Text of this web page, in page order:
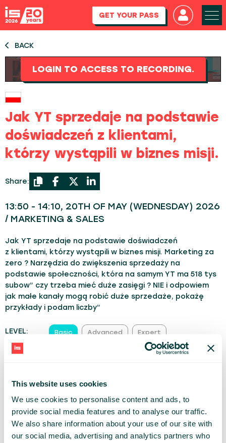
This website uses cookies
We use cookies to personalise content and ads, to
provide social media features and to analyse our traffic.
We also share information about your use of our site with
our social media, advertising and analytics partners who
GET YOUR PASS
BACK
LOGIN TO ACCESS TO RECORDING.
Jak YT sprzedaje na podstawie
doświadczeń z klientami,
którzy wystąpili w biznes misji.
Share:
13:50 - 14:10, 20TH OF MAY (WEDNESDAY) 2026
/ MARKETING & SALES
Jak YT sprzedaje na podstawie doświadczeń
z klientami, którzy wystąpili w biznes misji. Marketing za
zero ? Narzędzia do zwiększenia sprzedaży na
podstawie społeczności, która na samym YT ma 518 tys
subow” czy trzeba mieć duże zasięgi ? NIE i odpowiem
jak małe kanały mogą robić duże sprzedaże, pokażę
przykłady i podam liczby”
LEVEL: Basic Advanced Expert
BIZNES MISJA